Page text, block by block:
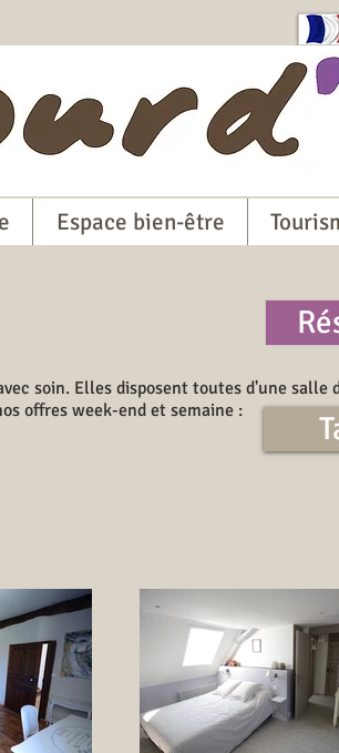
soin. Elles disposent toutes d'une salle
offres week-end et semaine :
Espace bien-être